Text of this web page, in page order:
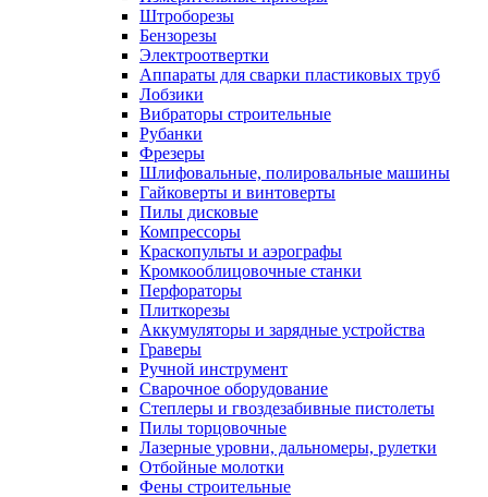
Штроборезы
Бензорезы
Электроотвертки
Аппараты для сварки пластиковых труб
Лобзики
Вибраторы строительные
Рубанки
Фрезеры
Шлифовальные, полировальные машины
Гайковерты и винтоверты
Пилы дисковые
Компрессоры
Краскопульты и аэрографы
Кромкооблицовочные станки
Перфораторы
Плиткорезы
Аккумуляторы и зарядные устройства
Граверы
Ручной инструмент
Сварочное оборудование
Степлеры и гвоздезабивные пистолеты
Пилы торцовочные
Лазерные уровни, дальномеры, рулетки
Отбойные молотки
Фены строительные